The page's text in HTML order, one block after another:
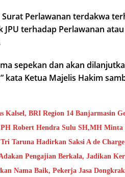
Perlawanan terdakwa
JPU terhadap Perlawanan
sepekan dan akan
kata Ketua Majelis Hakim
Kalsel, BRI Region 14 Banjarmasin
Robert Hendra Sulu SH,MH Minta
Taruna Hadirkan Saksi A de
Pengajian Berkala, Jadikan
Nama Baik, Pekerja Jasa